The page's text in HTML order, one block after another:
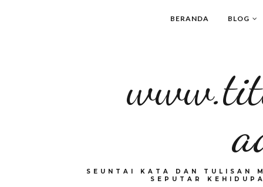
BERANDA BLOG
SEUNTAI KATA DAN TULISAN
SEPUTAR